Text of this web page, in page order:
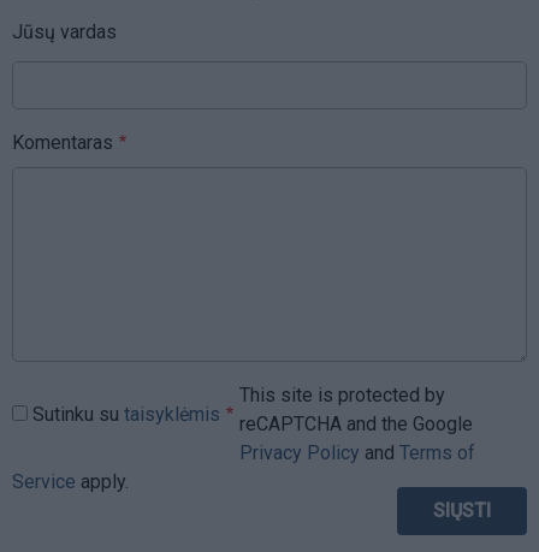
Jūsų vardas
Komentaras
Sutinku su taisyklėmis
This site is protected by
reCAPTCHA and the Google
Privacy Policy and Terms of
Service apply.